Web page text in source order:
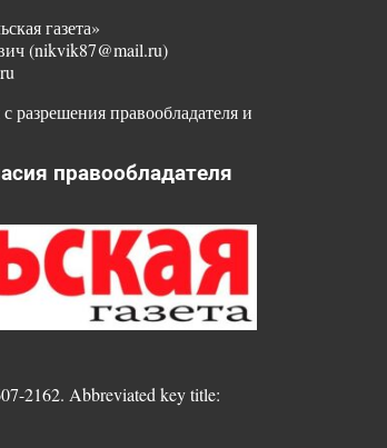
газета»
(nikvik87@mail.ru)
разрешения правообладателя и
правообладателя
2162. Abbreviated key title: